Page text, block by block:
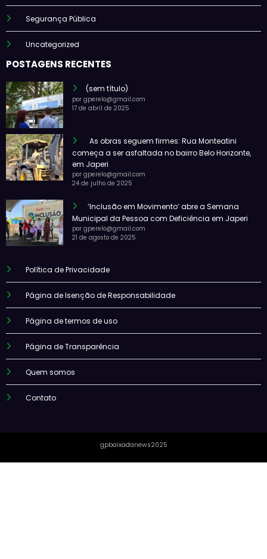
Segurança Pública
Uncategorized
POSTAGENS RECENTES
(sem título)
por gperelo@gmail.com
17 de abril de 2025
As obras seguem firmes: Rua Monteatini
começa a ser asfaltada no bairro Belo Horizonte,
em Japeri
por gperelo@gmail.com
24 de julho de 2025
‘Inclusão em Movimento’ abre a Semana
Municipal da Pessoa com Deficiência em Japeri
por gperelo@gmail.com
21 de agosto de 2025
Política de Privacidade
Página de Isenção de Responsabilidade
Página de termos de uso
Página de Transparência
Quem somos
Contato
gpbaixadanews2025